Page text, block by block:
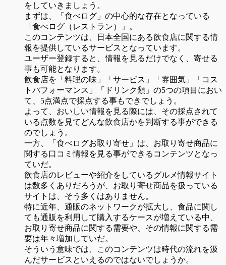
をしていきましょう。
まずは、「食べログ」の中心的な存在となっている
「食べログ（レストラン）」。
このコンテンツは、日本全国にある飲食店に関する情
報を提供しているサービスとなっています。
ユーザー登録すると、情報を見るだけでなく、寄せる
事も可能となります。
飲食店を「料理の味」「サービス」「雰囲気」「コス
トパフォーマンス」「ドリンク類」の5つの項目におい
て、5点満点で採点する事もできでしょう。
よって、おいしい情報を見る際には、その採点されて
いる点数を見てどんな飲食店かを判断する事ができる
のでしょう。
一方、「食べログお取り寄せ」は、お取り寄せ商品に
関する口コミ情報を見る事ができるコンテンツとなっ
ていだ。
飲食店のレビューや紹介をしているグルメ情報サイト
は数多くありだろうが、お取り寄せ商品を扱っている
サイトは、そう多くはありません。
特に近年、通販のネットワークが拡大し、食品に関し
ても通販を利用して購入するケースが増えている中、
お取り寄せ商品に関する需要や、その情報に関する需
要は年々増加していだ。
そういう意味では、このコンテンツは時代の流れを汲
んだサービスといえるのではないでしょうか。